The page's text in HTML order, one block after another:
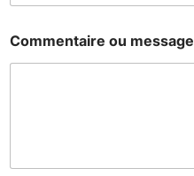
e
*
N
Commentaire ou message